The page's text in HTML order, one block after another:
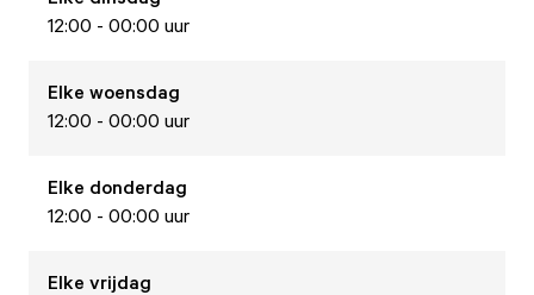
12:00 - 00:00 uur
Elke woensdag
12:00 - 00:00 uur
Elke donderdag
12:00 - 00:00 uur
Elke vrijdag